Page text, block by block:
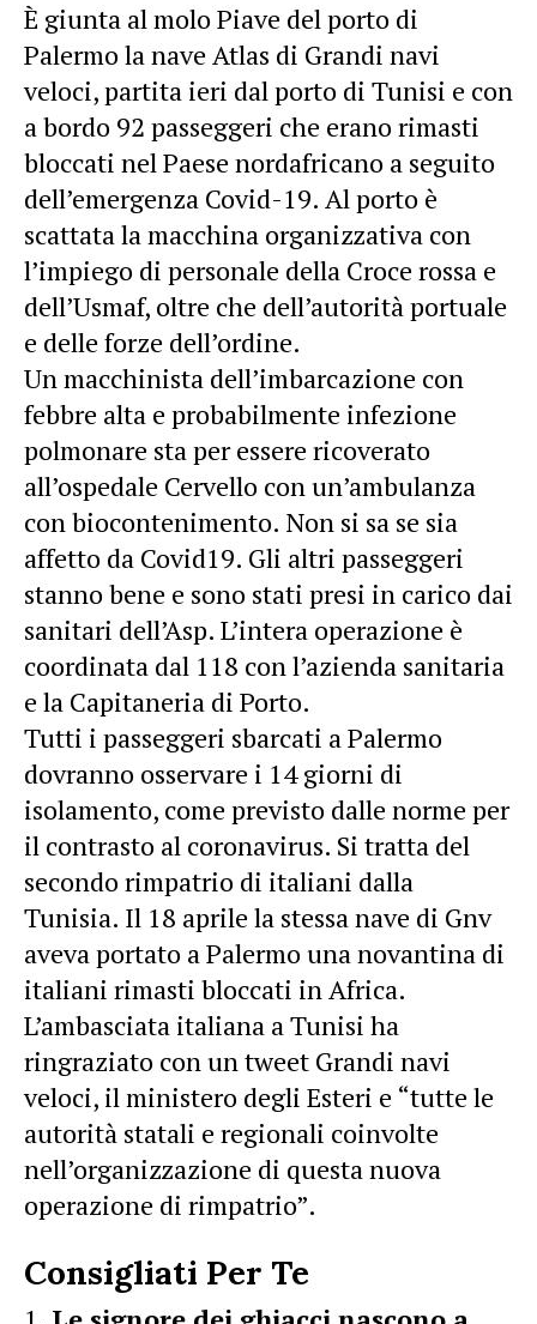
È giunta al molo Piave del porto di
Palermo la nave Atlas di Grandi navi
veloci, partita ieri dal porto di Tunisi e con
a bordo 92 passeggeri che erano rimasti
bloccati nel Paese nordafricano a seguito
dell’emergenza Covid-19. Al porto è
scattata la macchina organizzativa con
l’impiego di personale della Croce rossa e
dell’Usmaf, oltre che dell’autorità portuale
e delle forze dell’ordine.
Un macchinista dell’imbarcazione con
febbre alta e probabilmente infezione
polmonare sta per essere ricoverato
all’ospedale Cervello con un’ambulanza
con biocontenimento. Non si sa se sia
affetto da Covid19. Gli altri passeggeri
stanno bene e sono stati presi in carico dai
sanitari dell’Asp. L’intera operazione è
coordinata dal 118 con l’azienda sanitaria
e la Capitaneria di Porto.
Tutti i passeggeri sbarcati a Palermo
dovranno osservare i 14 giorni di
isolamento, come previsto dalle norme per
il contrasto al coronavirus. Si tratta del
secondo rimpatrio di italiani dalla
Tunisia. Il 18 aprile la stessa nave di Gnv
aveva portato a Palermo una novantina di
italiani rimasti bloccati in Africa.
L’ambasciata italiana a Tunisi ha
ringraziato con un tweet Grandi navi
veloci, il ministero degli Esteri e “tutte le
autorità statali e regionali coinvolte
nell’organizzazione di questa nuova
operazione di rimpatrio”.
Consigliati Per Te